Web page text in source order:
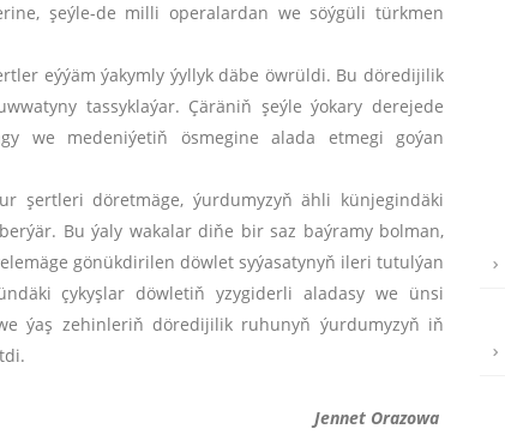
şeýle-de milli operalardan we söýgüli türkmen
eýýäm ýakymly ýyllyk däbe öwrüldi. Bu döredijilik
tassyklaýar. Çäräniň şeýle ýokary derejede
we medeniýetiň ösmegine alada etmegi goýan
şertleri döretmäge, ýurdumyzyň ähli künjegindäki
Bu ýaly wakalar diňe bir saz baýramy bolman,
gönükdirilen döwlet syýasatynyň ileri tutulýan
çykyşlar döwletiň yzygiderli aladasy we ünsi
ýaş zehinleriň döredijilik ruhunyň ýurdumyzyň iň
Jennet Orazowa